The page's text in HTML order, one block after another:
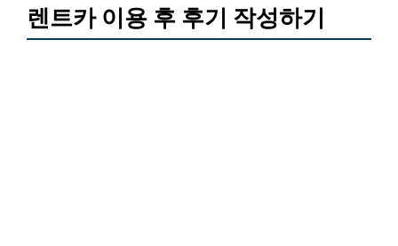
렌트카 이용 후 후기 작성하기